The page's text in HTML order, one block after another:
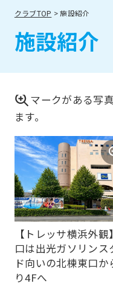
クラブTOP 施設紹介
施設紹介
マークがある写
ます。
【トレッサ横浜外観
口は出光ガソリンス
ド向いの北棟東口か
り4Fへ